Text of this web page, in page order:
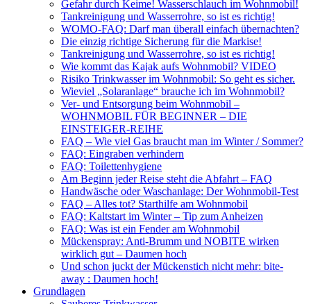
Gefahr durch Keime! Wasserschlauch im Wohnmobil!
Tankreinigung und Wasserrohre, so ist es richtig!
WOMO-FAQ: Darf man überall einfach übernachten?
Die einzig richtige Sicherung für die Markise!
Tankreinigung und Wasserrohre, so ist es richtig!
Wie kommt das Kajak aufs Wohnmobil? VIDEO
Risiko Trinkwasser im Wohnmobil: So geht es sicher.
Wieviel „Solaranlage“ brauche ich im Wohnmobil?
Ver- und Entsorgung beim Wohnmobil –
WOHNMOBIL FÜR BEGINNER – DIE
EINSTEIGER-REIHE
FAQ – Wie viel Gas braucht man im Winter / Sommer?
FAQ: Eingraben verhindern
FAQ: Toilettenhygiene
Am Beginn jeder Reise steht die Abfahrt – FAQ
Handwäsche oder Waschanlage: Der Wohnmobil-Test
FAQ – Alles tot? Starthilfe am Wohnmobil
FAQ: Kaltstart im Winter – Tip zum Anheizen
FAQ: Was ist ein Fender am Wohnmobil
Mückenspray: Anti-Brumm und NOBITE wirken
wirklich gut – Daumen hoch
Und schon juckt der Mückenstich nicht mehr: bite-
away : Daumen hoch!
Grundlagen